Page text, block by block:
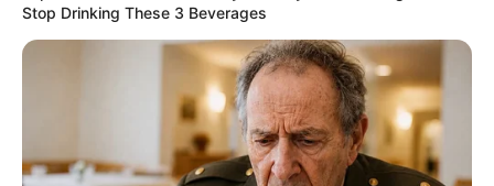
Stop Drinking These 3 Beverages